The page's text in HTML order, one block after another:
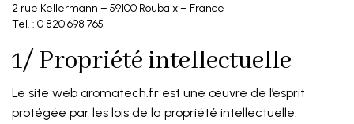
2 rue Kellermann – 59100 Roubaix – France
Tel. : 0 820 698 765
1/ Propriété intellectuelle
Le site web aromatech.fr est une œuvre de l’esprit
protégée par les lois de la propriété intellectuelle.